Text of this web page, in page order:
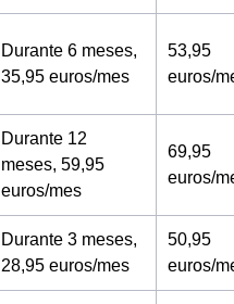
Durante 6 meses,
35,95 euros/mes
53,95
euros/
Durante 12
meses, 59,95
euros/mes
69,95
euros/
Durante 3 meses,
28,95 euros/mes
50,95
euros/